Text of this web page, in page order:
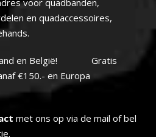
en quadaccessoires,
en België! Gratis
€150.- en Europa
met ons op via de mail of bel